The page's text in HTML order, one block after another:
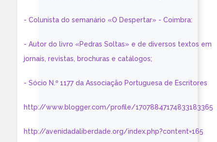
- Colunista do semanário «O Despertar» - Coimbra:
- Autor do livro «Pedras Soltas» e de diversos textos em
jornais, revistas, brochuras e catálogos;
- Sócio N.º 1177 da Associação Portuguesa de Escritores
http://www.blogger.com/profile/17078847174833183365
http://avenidadaliberdade.org/index.php?content=165